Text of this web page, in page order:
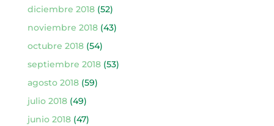
diciembre 2018(52)
noviembre 2018(43)
octubre 2018(54)
septiembre 2018(53)
agosto 2018(59)
julio 2018(49)
junio 2018(47)